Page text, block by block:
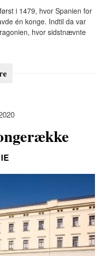
i 1479, hvor Spanien for
én konge. Indtil da var
hvor sidstnævnte